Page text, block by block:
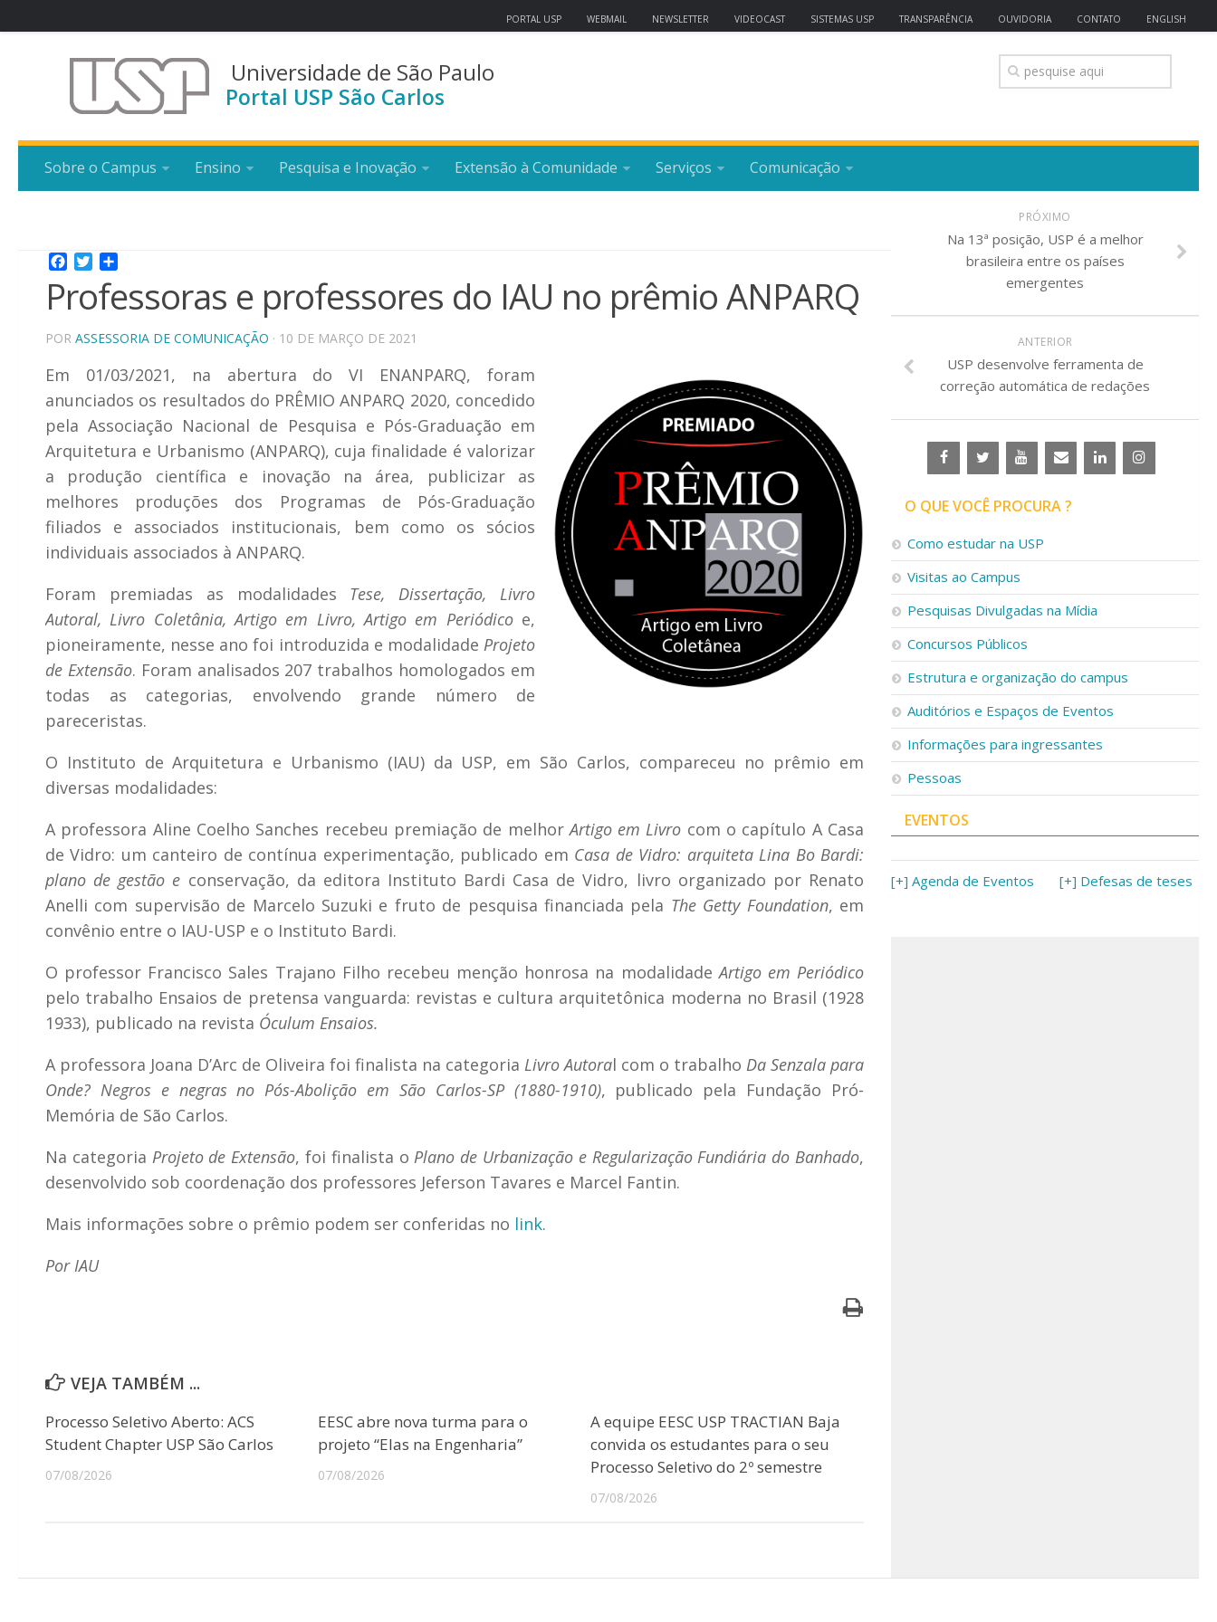
PORTAL USP WEBMAIL NEWSLETTER VIDEOCAST SISTEMAS USP TRANSPARÊNCIA OUVIDORIA CONTATO ENGLISH
Universidade de São Paulo
Portal USP São Carlos
Sobre o Campus Ensino Pesquisa e Inovação Extensão à Comunidade Serviços Comunicação
Facebook
Twitter
Professoras e professores do IAU no prêmio ANPARQ
POR ASSESSORIA DE COMUNICAÇÃO · 10 DE MARÇO DE 2021
Em 01/03/2021, na abertura do VI ENANPARQ, foram
anunciados os resultados do PRÊMIO ANPARQ 2020, concedido
pela Associação Nacional de Pesquisa e Pós-Graduação em
Arquitetura e Urbanismo (ANPARQ), cuja finalidade é valorizar
a produção científica e inovação na área, publicizar as
melhores produções dos Programas de Pós-Graduação
filiados e associados institucionais, bem como os sócios
individuais associados à ANPARQ.
Foram premiadas as modalidades Tese, Dissertação, Livro
Autoral, Livro Coletânia, Artigo em Livro, Artigo em Periódicoe,
pioneiramente, nesse ano foi introduzida e modalidade Projeto
de Extensão. Foram analisados 207 trabalhos homologados em
todas as categorias, envolvendo grande número de
pareceristas.
O Instituto de Arquitetura e Urbanismo (IAU) da USP, em São Carlos, compareceu no prêmio em
diversas modalidades:
A professora Aline Coelho Sanches recebeu premiação de melhorArtigo em Livro com o capítulo A Casa
de Vidro: um canteiro de contínua experimentação, publicado em Casa de Vidro: arquiteta Lina Bo Bardi:
plano de gestão e conservação, da editora Instituto Bardi Casa de Vidro, livro organizado por Renato
Anelli com supervisão de Marcelo Suzuki e fruto de pesquisa financiada pela The Getty Foundation, em
convênio entre o IAU-USP e o Instituto Bardi.
O professor Francisco Sales Trajano Filho recebeu menção honrosa na modalidadeArtigo em Periódico
pelo trabalho Ensaios de pretensa vanguarda: revistas e cultura arquitetônica moderna no Brasil (1928
1933), publicado na revista Óculum Ensaios.
A professora Joana D’Arc de Oliveira foi finalista na categoria Livro Autoral com o trabalho Da Senzala para
Onde? Negros e negras no Pós-Abolição em São Carlos-SP (1880-1910), publicado pela Fundação Pró-
Memória de São Carlos.
Na categoria Projeto de Extensão, foi finalista o Plano de Urbanização e Regularização Fundiária do Banhado,
desenvolvido sob coordenação dos professores Jeferson Tavares e Marcel Fantin.
Mais informações sobre o prêmio podem ser conferidas no link.
Por IAU
VEJA TAMBÉM ...
Processo Seletivo Aberto: ACS
Student Chapter USP São Carlos
07/08/2026
EESC abre nova turma para o
projeto “Elas na Engenharia”
07/08/2026
A equipe EESC USP TRACTIAN Baja
convida os estudantes para o seu
Processo Seletivo do 2º semestre
07/08/2026
PRÓXIMO
Na 13ª posição, USP é a melhor
brasileira entre os países
emergentes
ANTERIOR
USP desenvolve ferramenta de
correção automática de redações
O QUE VOCÊ PROCURA ?
Como estudar na USP
Visitas ao Campus
Pesquisas Divulgadas na Mídia
Concursos Públicos
Estrutura e organização do campus
Auditórios e Espaços de Eventos
Informações para ingressantes
Pessoas
EVENTOS
[+] Agenda de Eventos [+] Defesas de teses